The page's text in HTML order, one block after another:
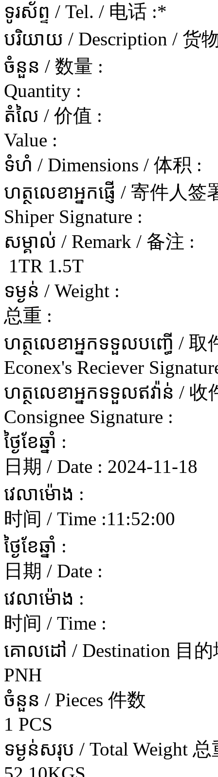
ទូរស័ព្ទ / Tel. / 电话 :*
បរិយាយ / Description / 货
ចំនួន / 数量 :
Quantity :
តំលៃ / 价值 :
Value :
ទំហំ / Dimensions / 体积 :
ហត្ថលេខាអ្នកផ្ញើ / 寄件人
Shiper Signature :
សម្គាល់ / Remark / 备注 :
1TR 1.5T
ទម្ងន់ / Weight :
总重 :
ហត្ថលេខាអ្នកទទួលបញ្ធើ / 取
Econex's Reciever
ហត្ថលេខាអ្នកទទួលឥវ៉ាន់ /
Consignee Signature :
ថ្ងៃខែឆ្នាំ :
日期 / Date : 2024-11-18
វេលាម៉ោង :
时间 / Time :11:52:00
ថ្ងៃខែឆ្នាំ :
日期 / Date :
វេលាម៉ោង :
时间 / Time :
គោលដៅ / Destination 目的
PNH
ចំនួន / Pieces 件数
1 PCS
ទម្ងន់សរុប / Total Weight 总